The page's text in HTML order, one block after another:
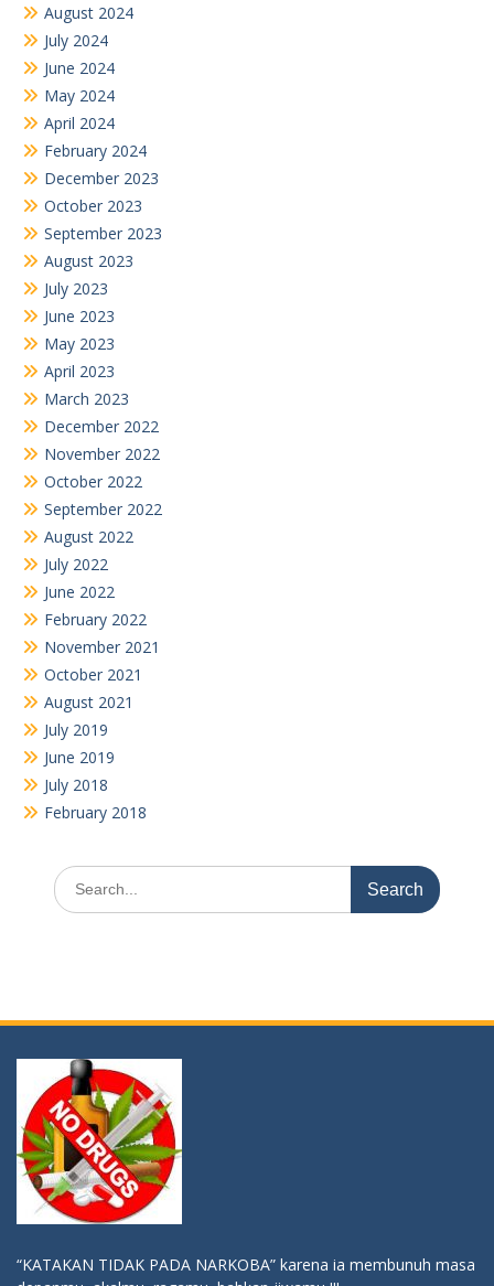
May 2023
April 2023
March 2023
December 2022
November 2022
October 2022
September 2022
August 2022
July 2022
June 2022
February 2022
November 2021
October 2021
August 2021
July 2019
June 2019
July 2018
February 2018
Search
for: